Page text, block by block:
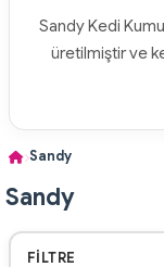
Sandy Kedi
üretilmiştir ve
Sandy
Sandy
FILTRE